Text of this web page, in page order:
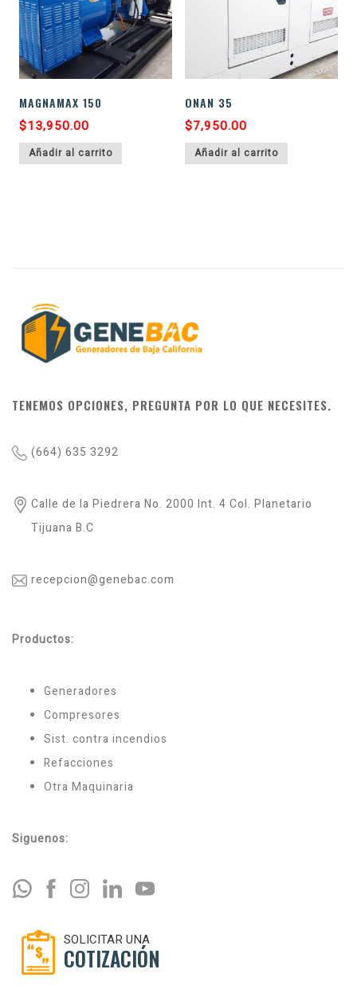
MAGNAMAX 150
$13,950.00
Añadir al carrito
ONAN 35
$7,950.00
Añadir al carrito
TENEMOS OPCIONES, PREGUNTA POR LO QUE NECESITES.
(664) 635 3292
Calle de la Piedrera No. 2000 Int. 4 Col. Planetario
Tijuana B.C
recepcion@genebac.com
Productos:
Generadores
Compresores
Sist. contra incendios
Refacciones
Otra Maquinaria
Siguenos:
SOLICITAR UNA
COTIZACIÓN